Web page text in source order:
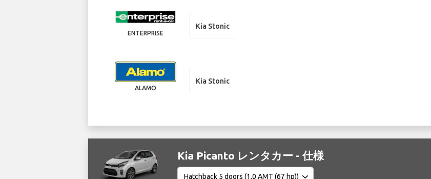
ENTERPRISE
Kia Stonic
ALAMO
Kia Stonic
Kia Picanto レンタカー - 仕様